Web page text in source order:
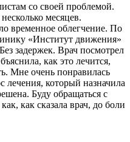
со своей проблемой.
месяцев.
временное облегчение. По
«Институт движения»
задержек. Врач посмотрел
как это лечится,
Мне очень понравилась
который назначила
Буду обращаться с
как сказала врач, до боли